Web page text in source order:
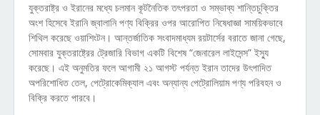
যুক্তরাষ্ট্র ও ইরানের মধ্যে চলমান কূটনৈতিক তৎপরতা ও সম্ভাব্য শান্তিচুক্তির
অংশ হিসেবে ইরানি জ্বালানি পণ্য বিক্রির ওপর আরোপিত নিষেধাজ্ঞা সাময়িকভাবে
শিথিল করেছে ওয়াশিংটন। আন্তর্জাতিক সংবাদমাধ্যম রয়টার্সের বরাতে জানা গেছে,
সোমবার যুক্তরাষ্ট্রের ট্রেজারি বিভাগ একটি বিশেষ “জেনারেল লাইসেন্স” ইস্যু
করেছে। এই অনুমতির ফলে আগামী ২১ আগস্ট পর্যন্ত ইরান তাদের উৎপাদিত
অপরিশোধিত তেল, পেট্রোকেমিক্যাল এবং অন্যান্য পেট্রোলিয়াম পণ্য পরিবহন ও
বিক্রি করতে পারবে।